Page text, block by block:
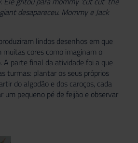
desapareceu. Mommy e Jack
lindos desenhos em que
cores como imaginam o
A parte final da atividade foi a que
turmas: plantar os seus próprios
do algodão e dos caroços, cada
um pequeno pé de feijão e observar